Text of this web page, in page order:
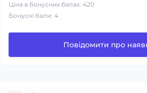
Ціна в бонусних балах: 420
Бонусні бали: 4
Повідомити про